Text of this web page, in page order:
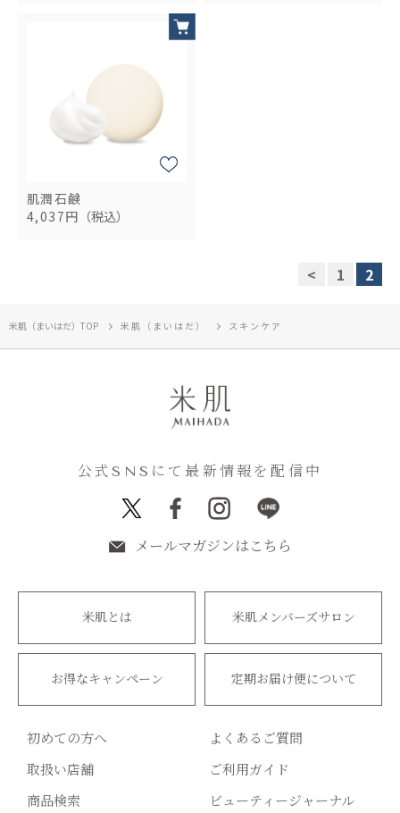
肌潤石鹸
4,037円 （税込）
< 1 2
米肌（まいはだ）TOP 米肌（まいはだ） スキンケア
公式SNSにて最新情報を配信中
メールマガジンはこちら
米肌とは 米肌メンバーズサロン
お得なキャンペーン 定期お届け便について
初めての方へ
よくあるご質問
取扱い店舗
ご利用ガイド
商品検索
ビューティージャーナル